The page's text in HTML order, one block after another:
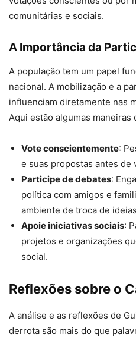
comunitárias e sociais.
A Importância da
A população tem um papel
nacional. A mobilização e a
influenciam diretamente nas
Aqui estão algumas maneiras
Vote conscientemente:
e suas propostas antes de
Participe de debates:
política com amigos e
ambiente de troca de
Apoie iniciativas sociais:
projetos e organizações
social.
Reflexões sobre o
A análise e as reflexões de
derrota são mais do que